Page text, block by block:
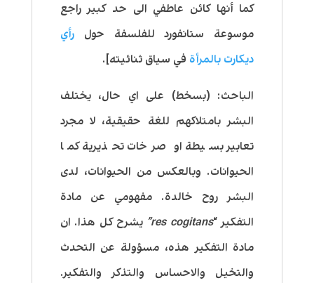
كما أنها كائن عاطفي الى حد كبير راجع
موسوعة ستانفورد للفلسفة حولرأي
ديكارت بالمرأة في سياق ثنائيته].
الباحث: (بسخط) على اي حال، يختلف
البشر بامتلاكهم للغة حقيقية، لا مجرد
تعابير بسيطة او صرخات تحذيرية كما
الحيوانات. وبالعكس من الحيوانات، لدى
البشر روح خالدة. مفهومي عن مادة
التفكير “res cogitans” يشرح كل هذا. ان
مادة التفكير هذه، مسؤولة عن التحدث
والتخيل والاحساس والتذكر والتفكير.